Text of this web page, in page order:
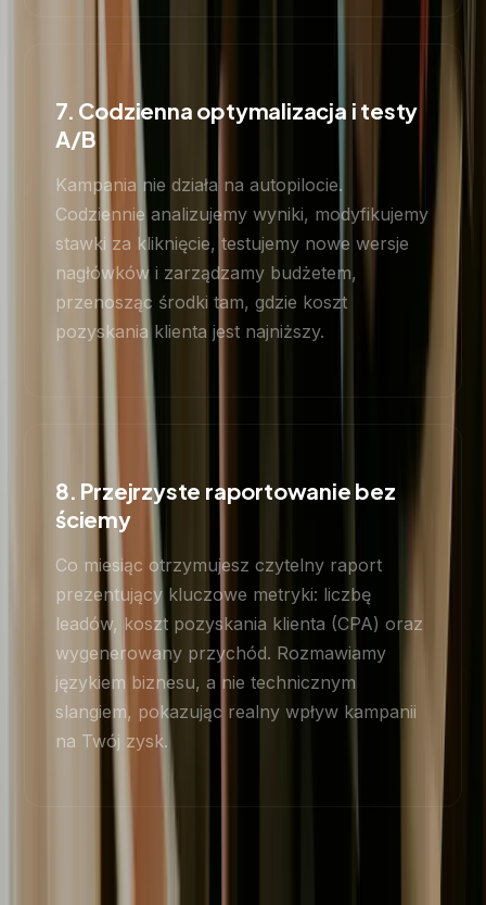
7. Codzienna optymalizacja i testy
A/B
Kampania nie działa na autopilocie.
Codziennie analizujemy wyniki, modyfikujemy
stawki za kliknięcie, testujemy nowe wersje
nagłówków i zarządzamy budżetem,
przenosząc środki tam, gdzie koszt
pozyskania klienta jest najniższy.
8. Przejrzyste raportowanie bez
ściemy
Co miesiąc otrzymujesz czytelny raport
prezentujący kluczowe metryki: liczbę
leadów, koszt pozyskania klienta (CPA) oraz
wygenerowany przychód. Rozmawiamy
językiem biznesu, a nie technicznym
slangiem, pokazując realny wpływ kampanii
na Twój zysk.